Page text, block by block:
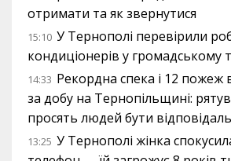
отримати та як звернутися
15:10 У Тернополі перевірили
кондиціонерів у громадському
14:33 Рекордна спека і 12 пожеж
за добу на Тернопільщині:
просять людей бути
13:25 У Тернополі жінка